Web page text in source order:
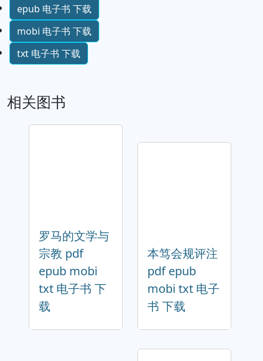
epub 电子书 下载
mobi 电子书 下载
txt 电子书 下载
相关图书
罗马的文学与
宗教 pdf
epub mobi
txt 电子书 下
载
本笃会规评注
pdf epub
mobi txt 电子
书 下载